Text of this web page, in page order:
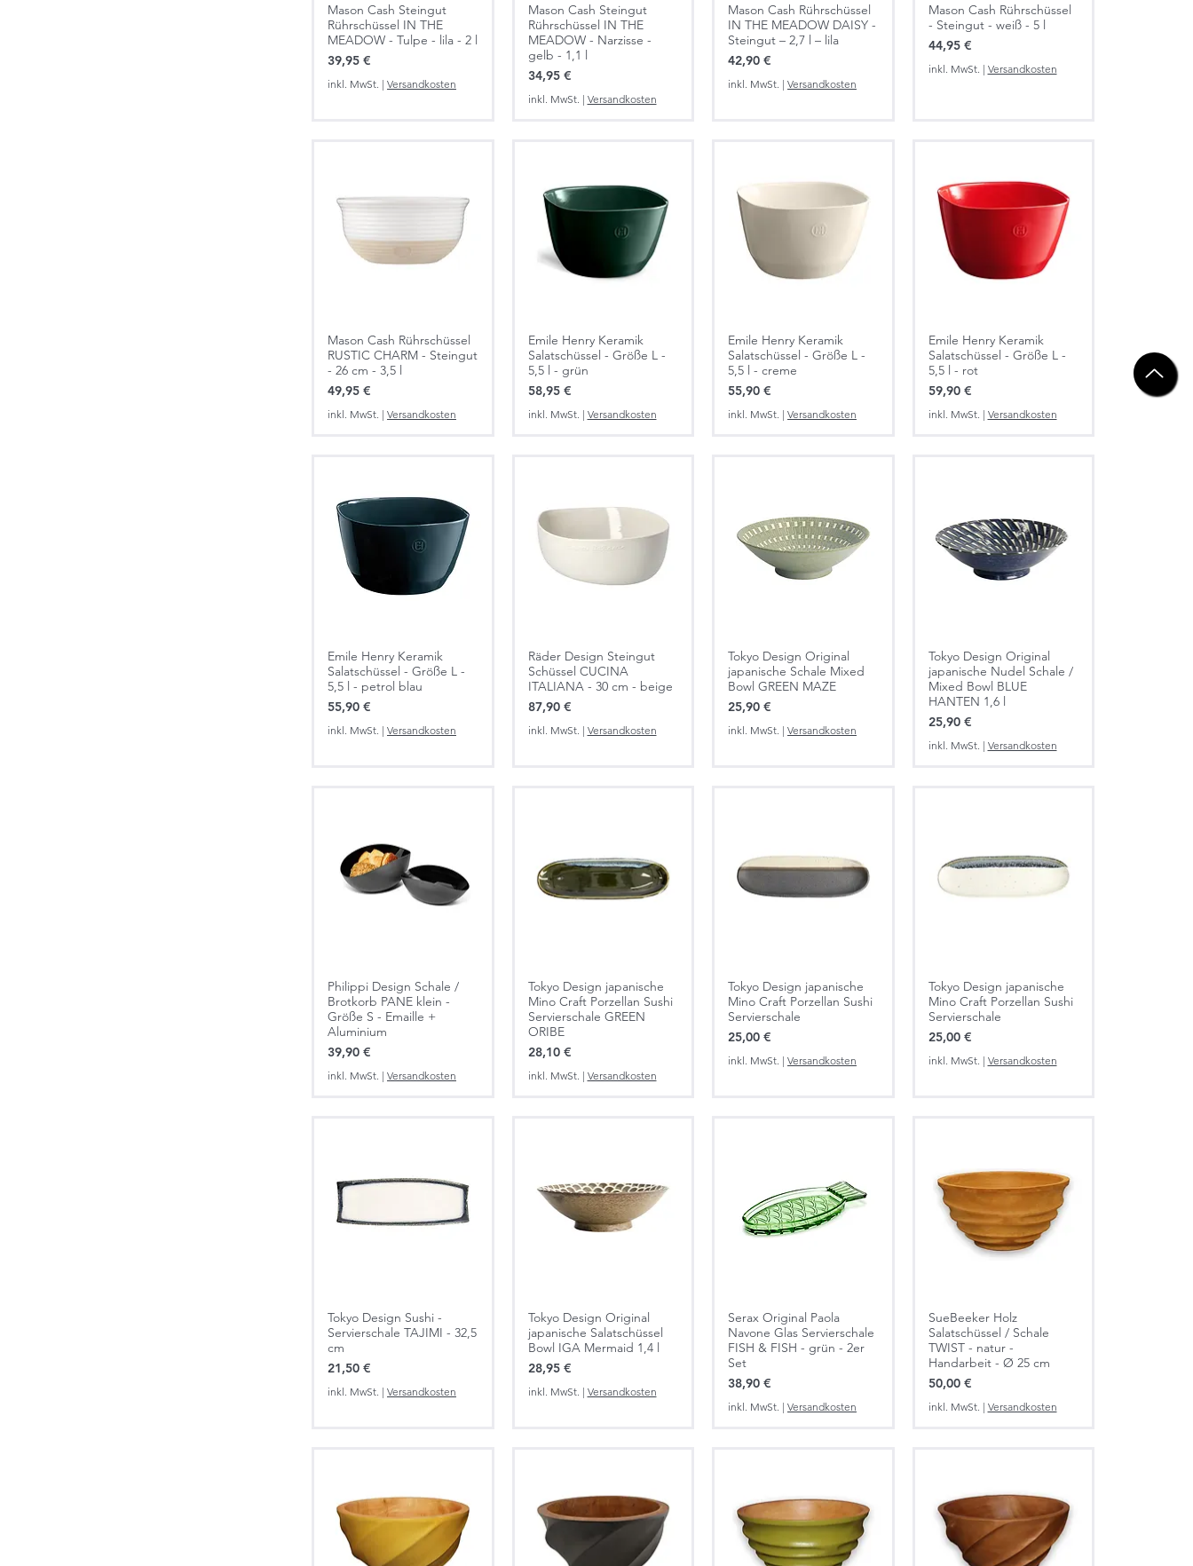
Mason Cash Steingut
Rührschüssel IN THE
MEADOW - Tulpe - lila - 2 l
Preis
39,95 €
inkl. MwSt. | Versandkosten
Mason Cash Steingut
Rührschüssel IN THE
MEADOW - Narzisse -
gelb - 1,1 l
Preis
34,95 €
inkl. MwSt. | Versandkosten
Mason Cash Rührschüssel
IN THE MEADOW DAISY -
Steingut – 2,7 l – lila
Preis
42,90 €
inkl. MwSt. | Versandkosten
Mason Cash Rührschüssel
- Steingut - weiß - 5 l
Preis
44,95 €
inkl. MwSt. | Versandkosten
Mason Cash Rührschüssel
RUSTIC CHARM - Steingut
- 26 cm - 3,5 l
Preis
49,95 €
inkl. MwSt. | Versandkosten
Emile Henry Keramik
Salatschüssel - Größe L -
5,5 l - grün
Preis
58,95 €
inkl. MwSt. | Versandkosten
Emile Henry Keramik
Salatschüssel - Größe L -
5,5 l - creme
Preis
55,90 €
inkl. MwSt. | Versandkosten
Emile Henry Keramik
Salatschüssel - Größe L -
5,5 l - rot
Preis
59,90 €
inkl. MwSt. | Versandkosten
Emile Henry Keramik
Salatschüssel - Größe L -
5,5 l - petrol blau
Preis
55,90 €
inkl. MwSt. | Versandkosten
Räder Design Steingut
Schüssel CUCINA
ITALIANA - 30 cm - beige
Preis
87,90 €
inkl. MwSt. | Versandkosten
Tokyo Design Original
japanische Schale Mixed
Bowl GREEN MAZE
Preis
25,90 €
inkl. MwSt. | Versandkosten
Tokyo Design Original
japanische Nudel Schale /
Mixed Bowl BLUE
HANTEN 1,6 l
Preis
25,90 €
inkl. MwSt. | Versandkosten
Philippi Design Schale /
Brotkorb PANE klein -
Größe S - Emaille +
Aluminium
Preis
39,90 €
inkl. MwSt. | Versandkosten
Tokyo Design japanische
Mino Craft Porzellan Sushi
Servierschale GREEN
ORIBE
Preis
28,10 €
inkl. MwSt. | Versandkosten
Tokyo Design japanische
Mino Craft Porzellan Sushi
Servierschale
Preis
25,00 €
inkl. MwSt. | Versandkosten
Tokyo Design japanische
Mino Craft Porzellan Sushi
Servierschale
Preis
25,00 €
inkl. MwSt. | Versandkosten
Tokyo Design Sushi -
Servierschale TAJIMI - 32,5
cm
Preis
21,50 €
inkl. MwSt. | Versandkosten
Tokyo Design Original
japanische Salatschüssel
Bowl IGA Mermaid 1,4 l
Preis
28,95 €
inkl. MwSt. | Versandkosten
Serax Original Paola
Navone Glas Servierschale
FISH & FISH - grün - 2er
Set
Preis
38,90 €
inkl. MwSt. | Versandkosten
SueBeeker Holz
Salatschüssel / Schale
TWIST - natur -
Handarbeit - Ø 25 cm
Preis
50,00 €
inkl. MwSt. | Versandkosten